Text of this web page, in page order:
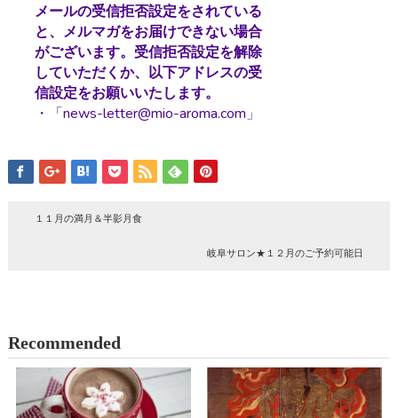
メールの受信拒否設定をされている
と、メルマガをお届けできない場合
がございます。受信拒否設定を解除
していただくか、以下アドレスの受
信設定をお願いいたします。
・「news-letter@mio-aroma.com」
１１月の満月＆半影月食
岐阜サロン★１２月のご予約可能日
Recommended